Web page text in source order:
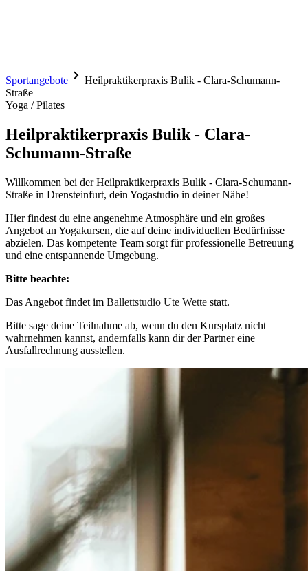
Sportangebote
Heilpraktikerpraxis Bulik - Clara-Schumann-
Straße
Yoga / Pilates
Heilpraktikerpraxis Bulik - Clara-
Schumann-Straße
Willkommen bei der Heilpraktikerpraxis Bulik - Clara-Schumann-
Straße in Drensteinfurt, dein Yogastudio in deiner Nähe!
Hier findest du eine angenehme Atmosphäre und ein großes
Angebot an Yogakursen, die auf deine individuellen Bedürfnisse
abzielen. Das kompetente Team sorgt für professionelle Betreuung
und eine entspannende Umgebung.
Bitte beachte:
Das Angebot findet im Ballettstudio Ute Wette statt.
Bitte sage deine Teilnahme ab, wenn du den Kursplatz nicht
wahrnehmen kannst, andernfalls kann dir der Partner eine
Ausfallrechnung ausstellen.